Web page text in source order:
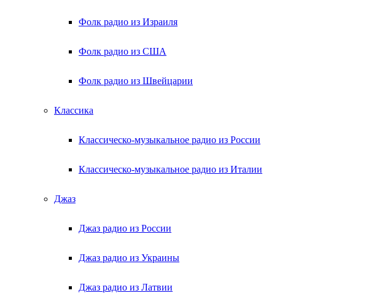
Фолк радио из Израиля
Фолк радио из США
Фолк радио из Швейцарии
Классика
Классическо-музыкальное радио из России
Классическо-музыкальное радио из Италии
Джаз
Джаз радио из России
Джаз радио из Украины
Джаз радио из Латвии